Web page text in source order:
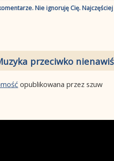
Nie ignoruję Cię.
przeciwko
opublikowana przez szuw